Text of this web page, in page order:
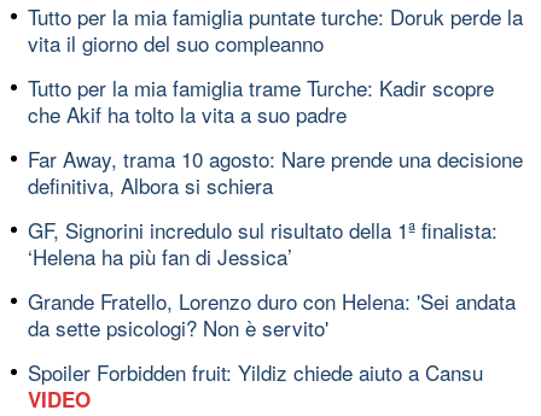
Tutto per la mia famiglia puntate turche: Doruk perde la
vita il giorno del suo compleanno
Tutto per la mia famiglia trame Turche: Kadir scopre
che Akif ha tolto la vita a suo padre
Far Away, trama 10 agosto: Nare prende una decisione
definitiva, Albora si schiera
GF, Signorini incredulo sul risultato della 1ª finalista:
‘Helena ha più fan di Jessica’
Grande Fratello, Lorenzo duro con Helena: 'Sei andata
da sette psicologi? Non è servito'
Spoiler Forbidden fruit: Yildiz chiede aiuto a Cansu
VIDEO